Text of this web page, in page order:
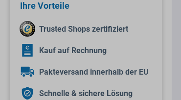
Ihre Vorteile
Trusted Shops zertifiziert
Kauf auf Rechnung
Pakteversand innerhalb der EU
Schnelle & sichere Lösung